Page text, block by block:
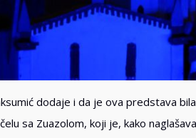
dodaje i da je ova predstava
sa Zuazolom, koji je, kako